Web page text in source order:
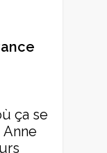
ça se
Anne